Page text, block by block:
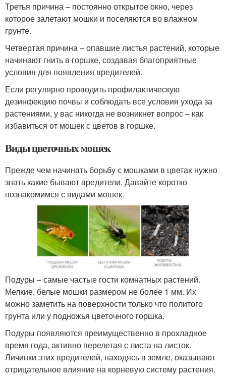
Третья причина – постоянно открытое окно, через
которое залетают мошки и поселяются во влажном
грунте.
Четвертая причина – опавшие листья растений, которые
начинают гнить в горшке, создавая благоприятные
условия для появления вредителей.
Если регулярно проводить профилактическую
дезинфекцию почвы и соблюдать все условия ухода за
растениями, у вас никогда не возникнет вопрос – как
избавиться от мошек с цветов в горшке.
Виды цветочных мошек
Прежде чем начинать борьбу с мошками в цветах нужно
знать какие бывают вредители. Давайте коротко
познакомимся с видами мошек.
Подуры – самые частые гости комнатных растений.
Мелкие, белые мошки размером не более 1 мм. Их
можно заметить на поверхности только что политого
грунта или у подножья цветочного горшка.
Подуры появляются преимущественно в прохладное
время года, активно перелетая с листа на листок.
Личинки этих вредителей, находясь в земле, оказывают
отрицательное влияние на корневую систему растения.